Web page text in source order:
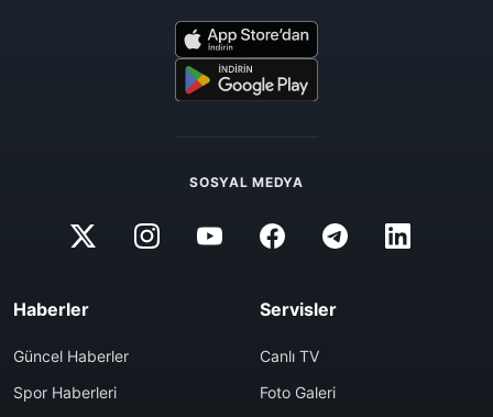
SOSYAL MEDYA
Haberler
Güncel Haberler
Spor Haberleri
Servisler
Canlı TV
Foto Galeri